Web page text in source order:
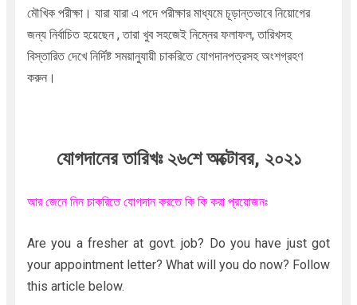
মৌখিক পরীক্ষা। যারা যারা এ পদে পরীক্ষার মাধ্যমে চূড়ান্তভাবে নিয়োগের
জন্য নির্বাচিত হয়েছেন , তারা খুব সহজেই নিম্নের ফলাফল, তারিখসহ
বিস্তারিত দেখে নির্দিষ্ট সময়ানুযায়ীচাকরিতে যোগদানপত্রসহ অংশগ্রহণ
করুন।
যোগদানের তারিখঃ ২৬শে অক্টোবর, ২০২১
আর জেনে নিন চাকরিতে যোগদান করতে কি কি করা প্রয়োজনঃ
Are you a fresher at govt. job? Do you have just got
your appointment letter? What will you do now? Follow
this article below.